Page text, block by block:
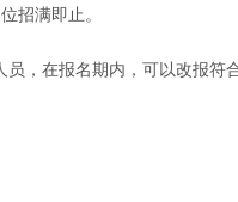
招满即止。
，在报名期内，可以改报